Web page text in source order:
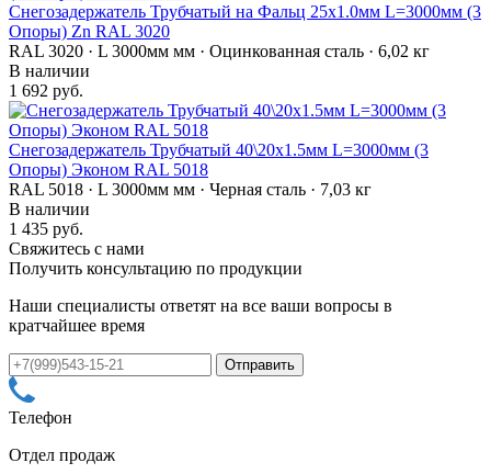
Снегозадержатель Трубчатый на Фальц 25х1.0мм L=3000мм (3
Опоры) Zn RAL 3020
RAL 3020 · L 3000мм мм · Оцинкованная сталь · 6,02 кг
В наличии
1 692 руб.
Снегозадержатель Трубчатый 40\20х1.5мм L=3000мм (3
Опоры) Эконом RAL 5018
RAL 5018 · L 3000мм мм · Черная сталь · 7,03 кг
В наличии
1 435 руб.
Свяжитесь с нами
Получить консультацию по продукции
Наши специалисты ответят на все ваши вопросы в
кратчайшее время
Телефон
Отдел продаж